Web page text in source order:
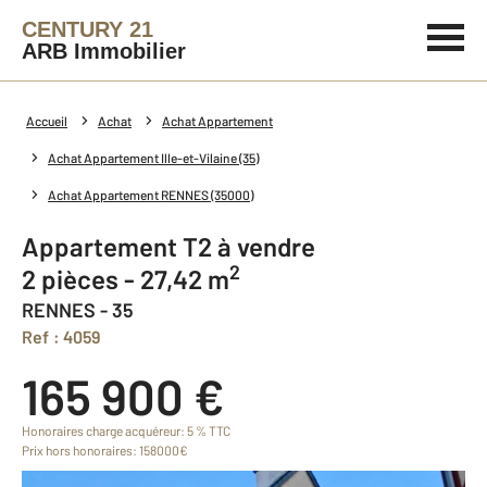
CENTURY 21
ARB Immobilier
Accueil Achat Achat Appartement
Achat Appartement Ille-et-Vilaine (35)
Achat Appartement RENNES (35000)
Appartement T2 à vendre
2 pièces - 27,42 m2
RENNES - 35
Ref : 4059
165 900 €
Honoraires charge acquéreur: 5 % TTC
Prix hors honoraires: 158000€